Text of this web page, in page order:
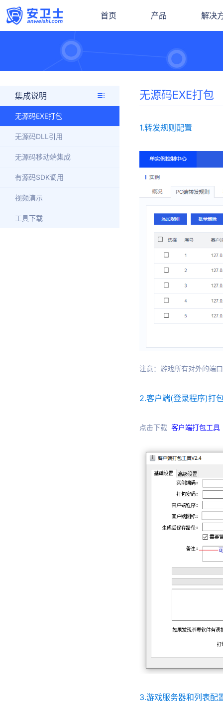
首页 产品 解决
集成说明
无源码EXE打包
无源码DLL引用
无源码移动端集成
有源码SDK调用
视频演示
工具下载
无源码EXE打包
1.转发规则配置
注意：游戏所有对外的端
2.客户端(登录程序)打
点击下载 客户端打包工具
3.游戏服务器和列表配